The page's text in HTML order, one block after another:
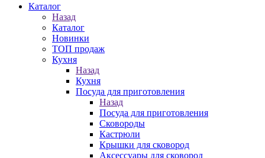
Каталог
Назад
Каталог
Новинки
ТОП продаж
Кухня
Назад
Кухня
Посуда для приготовления
Назад
Посуда для приготовления
Сковороды
Кастрюли
Крышки для сковород
Аксессуары для сковород